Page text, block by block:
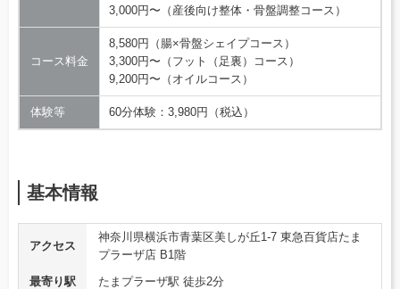
3,000円〜（産後向け整体・骨盤調整コース）
コース料金
8,580円（腸×骨盤シェイプコース）
3,300円〜（フット（足裏）コース）
9,200円〜（オイルコース）
体験等 60分体験：3,980円（税込）
基本情報
アクセス
神奈川県横浜市青葉区美しが丘1-7 東急百貨店たま
プラーザ店 B1階
最寄り駅
たまプラーザ駅 徒歩2分